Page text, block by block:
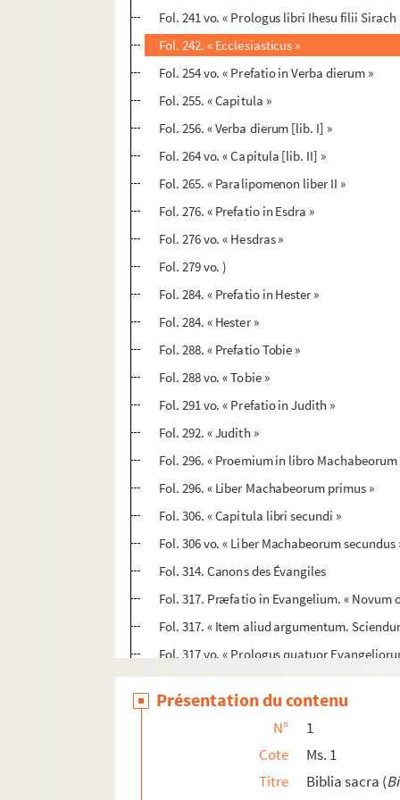
Fol. 241 vo. « Prologus libri Ihesu filii Sirach
Fol. 242. « Ecclesiasticus »
Fol. 254 vo. « Prefatio in Verba dierum »
Fol. 255. « Capitula »
Fol. 256. « Verba dierum [lib. I] »
Fol. 264 vo. « Capitula [lib. II] »
Fol. 265. « Paralipomenon liber II »
Fol. 276. « Prefatio in Esdra »
Fol. 276 vo. « Hesdras »
Fol. 279 vo. )
Fol. 284. « Prefatio in Hester »
Fol. 284. « Hester »
Fol. 288. « Prefatio Tobie »
Fol. 288 vo. « Tobie »
Fol. 291 vo. « Prefatio in Judith »
Fol. 292. « Judith »
Fol. 296. « Proemium in libro Machabeorum
Fol. 296. « Liber Machabeorum primus »
Fol. 306. « Capitula libri secundi »
Fol. 306 vo. « Liber Machabeorum secundus
Fol. 314. Canons des Évangiles
Fol. 317. Præfatio in Evangelium. « Novum
Fol. 317. « Item aliud argumentum.
Fol. 317 vo. « Prologus quatuor
Fol. 317 vo. « Prologus in Matheum.
Fol. 318. Capitula in Matthaei evangelium
Fol. 318. Evangelium Matthæi
Fol. 325. « Prologus in Marci evangelium.
Fol. 325. « Capitula »
Présentation du contenu
N°
1
Cote
Ms. 1
Titre
Biblia sacra (